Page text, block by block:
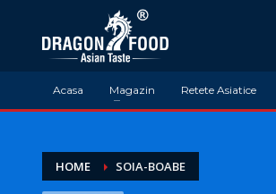
Acasa Magazin Retete Asiatice
HOME SOIA-BOABE